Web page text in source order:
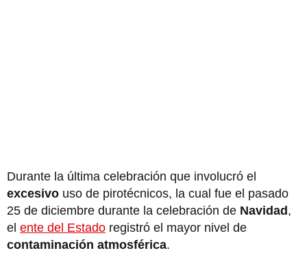
Durante la última celebración que involucró el
excesivo uso de pirotécnicos, la cual fue el pasado
25 de diciembre durante la celebración de Navidad ,
el ente del Estado registró el mayor nivel de
contaminación atmosférica.